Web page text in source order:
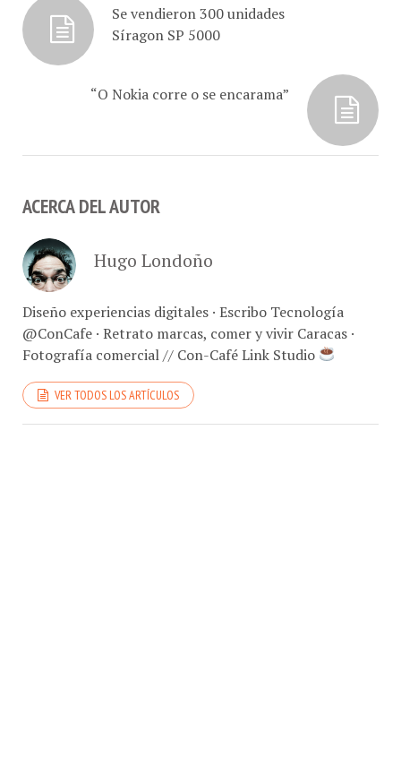
Se vendieron 300 unidades
Síragon SP 5000
“O Nokia corre o se encarama”
ACERCA DEL AUTOR
Hugo Londoño
Diseño experiencias digitales · Escribo Tecnología
@ConCafe · Retrato marcas, comer y vivir Caracas ·
Fotografía comercial // Con-Café Link Studio
VER TODOS LOS ARTÍCULOS